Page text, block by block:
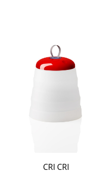
CRI CRI